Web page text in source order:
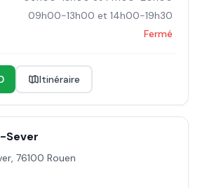
09h00-13h00 et 14h00-19h30
Fermé
Itinéraire
Sever
, 76100 Rouen